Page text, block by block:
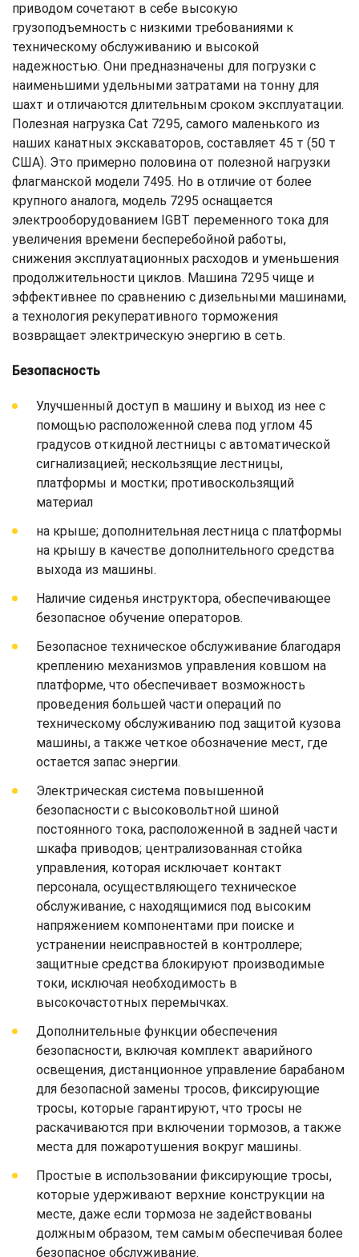
приводом сочетают в себе высокую
грузоподъемность с низкими требованиями к
техническому обслуживанию и высокой
надежностью. Они предназначены для погрузки с
наименьшими удельными затратами на тонну для
шахт и отличаются длительным сроком эксплуатации.
Полезная нагрузка Cat 7295, самого маленького из
наших канатных экскаваторов, составляет 45 т (50 т
США). Это примерно половина от полезной нагрузки
флагманской модели 7495. Но в отличие от более
крупного аналога, модель 7295 оснащается
электрооборудованием IGBT переменного тока для
увеличения времени бесперебойной работы,
снижения эксплуатационных расходов и уменьшения
продолжительности циклов. Машина 7295 чище и
эффективнее по сравнению с дизельными машинами,
а технология рекуперативного торможения
возвращает электрическую энергию в сеть.
Безопасность
Улучшенный доступ в машину и выход из нее с
помощью расположенной слева под углом 45
градусов откидной лестницы с автоматической
сигнализацией; нескользящие лестницы,
платформы и мостки; противоскользящий
материал
на крыше; дополнительная лестница с платформы
на крышу в качестве дополнительного средства
выхода из машины.
Наличие сиденья инструктора, обеспечивающее
безопасное обучение операторов.
Безопасное техническое обслуживание благодаря
креплению механизмов управления ковшом на
платформе, что обеспечивает возможность
проведения большей части операций по
техническому обслуживанию под защитой кузова
машины, а также четкое обозначение мест, где
остается запас энергии.
Электрическая система повышенной
безопасности с высоковольтной шиной
постоянного тока, расположенной в задней части
шкафа приводов; централизованная стойка
управления, которая исключает контакт
персонала, осуществляющего техническое
обслуживание, с находящимися под высоким
напряжением компонентами при поиске и
устранении неисправностей в контроллере;
защитные средства блокируют производимые
токи, исключая необходимость в
высокочастотных перемычках.
Дополнительные функции обеспечения
безопасности, включая комплект аварийного
освещения, дистанционное управление барабаном
для безопасной замены тросов, фиксирующие
тросы, которые гарантируют, что тросы не
раскачиваются при включении тормозов, а также
места для пожаротушения вокруг машины.
Простые в использовании фиксирующие тросы,
которые удерживают верхние конструкции на
месте, даже если тормоза не задействованы
должным образом, тем самым обеспечивая более
безопасное обслуживание.